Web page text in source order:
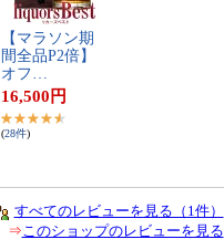
【​マ​ラ​ソ​ン​期​
間​全​品​P​2​倍​】​
オ​フ​…
16,500 円
(28件)
すべてのレビューを見る（1件）
⇒このショップのレビューを見る